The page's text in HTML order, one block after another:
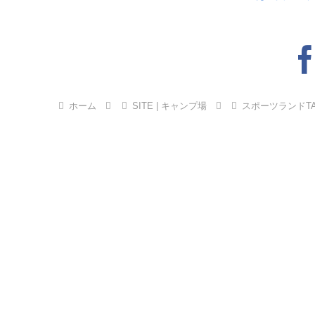
ホーム SITE | キャンプ場 スポーツランド